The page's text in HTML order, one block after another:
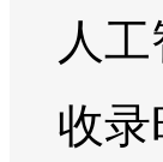
人
收录